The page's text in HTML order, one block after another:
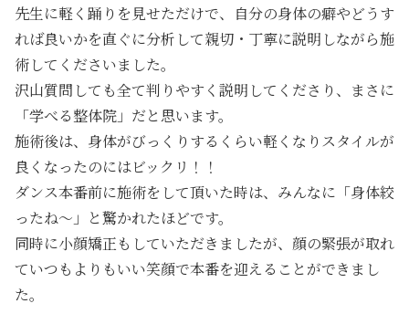
先生に軽く踊りを見せただけで、自分の身体の癖やどうす
れば良いかを直ぐに分析して親切・丁寧に説明しながら施
術してくださいました。
沢山質問しても全て判りやすく説明してくださり、まさに
「学べる整体院」だと思います。
施術後は、身体がびっくりするくらい軽くなりスタイルが
良くなったのにはビックリ！！
ダンス本番前に施術をして頂いた時は、みんなに「身体絞
ったね～」と驚かれたほどです。
同時に小顔矯正もしていただきましたが、顔の緊張が取れ
ていつもよりもいい笑顔で本番を迎えることができまし
た。